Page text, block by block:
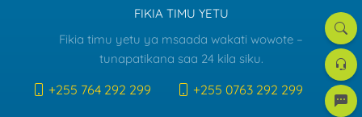
la
e-
FIKIA TIMU YETU
Fikia timu yetu ya msaada wakati wowote –
tunapatikana saa 24 kila siku.
+255 764 292 299 +255 0763 292 299